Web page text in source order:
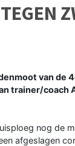
van de
trainer/coach
nog de
afgeslagen